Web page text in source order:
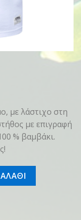
με λάστιχο στη
με επιγραφή
% βαμβάκι.